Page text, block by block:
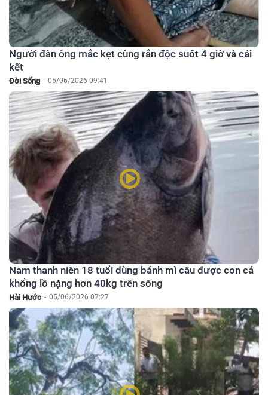
Người đàn ông mắc kẹt cùng rắn độc suốt 4 giờ và cái
kết
Đời Sống - 05/06/2026 09:41
Nam thanh niên 18 tuổi dùng bánh mì câu được con cá
khổng lồ nặng hơn 40kg trên sông
Hài Hước - 05/06/2026 07:27